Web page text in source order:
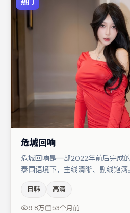
热门
危城回响
危城回响是一部2022年前后完成
泰国语境下，主线清晰、副线饱满
洛伦丝·皮尤的对手戏构成全片情
节塑造推动谜题层层揭开。若你偏
日韩 高清
9.8万 53个月前